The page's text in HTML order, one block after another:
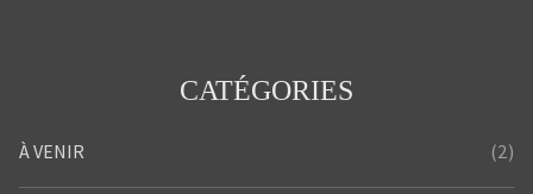
CATÉGORIES
À VENIR (2)